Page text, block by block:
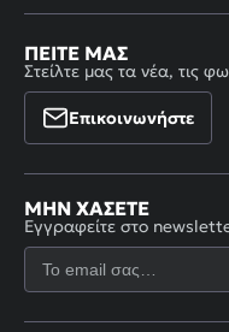
ΠΕΊΤΕ ΜΑΣ
Στείλτε μας τα νέα, τις
Επικοινωνήστε
ΜΗΝ ΧΆΣΕΤΕ
Εγγραφείτε στο